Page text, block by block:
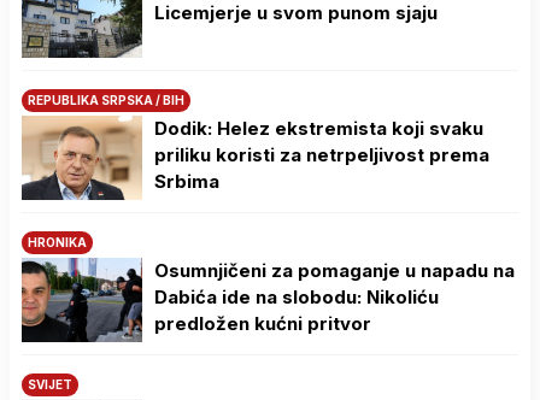
Licemjerje u svom punom sjaju
REPUBLIKA SRPSKA / BIH
Dodik: Helez ekstremista koji svaku
priliku koristi za netrpeljivost prema
Srbima
HRONIKA
Osumnjičeni za pomaganje u napadu na
Dabića ide na slobodu: Nikoliću
predložen kućni pritvor
SVIJET